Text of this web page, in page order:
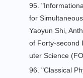
95. "
for
Yaoyun Shi,
of Forty-second
uter Science
96. "Classical